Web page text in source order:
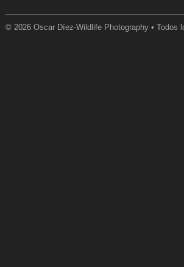
© 2026 Oscar Díez-Wildlife Photography • Todos